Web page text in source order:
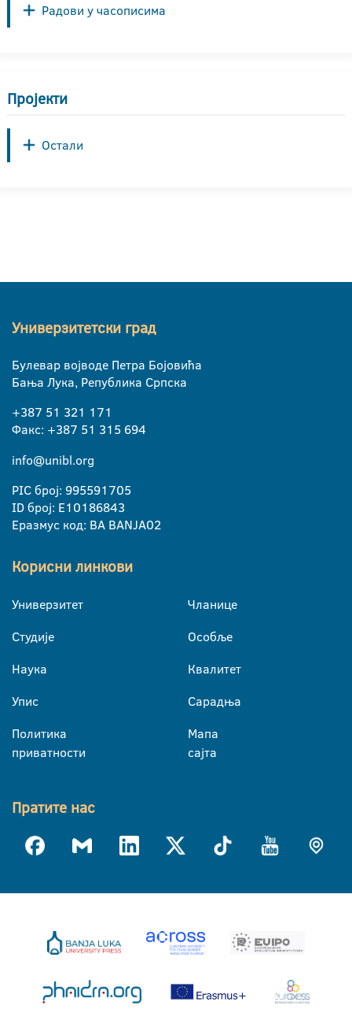
Радови у часописима
Пројекти
Остали
Универзитетски град
Булевар војводе Петра Бојовића
Бања Лука, Република Српска
+387 51 321 171
Факс: +387 51 315 694
info@unibl.org
PIC број: 995591705
ID број: E10186843
Еразмус код: BA BANJA02
Корисни линкови
Универзитет
Студије
Наука
Упис
Политика
приватности
Чланице
Особље
Квалитет
Сарадња
Мапа
сајта
Пратите нас